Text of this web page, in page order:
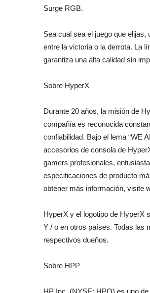
Surge RGB.
Sea cual sea el juego que
entre la victoria o la derrota. La
garantiza una alta calidad sin
Sobre HyperX
Durante 20 años, la misión de
compañía es reconocida
confiabilidad. Bajo el lema “WE
accesorios de consola de
gamers profesionales,
especificaciones de producto
obtener más información, visite
HyperX y el logotipo de HyperX
Y / o en otros países. Todas las
respectivos dueños.
Sobre HPP
HP Inc. (NYSE: HPQ) es uno